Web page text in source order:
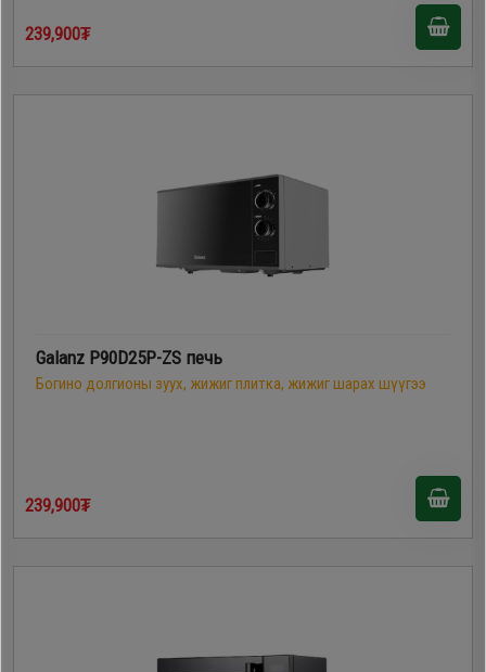
239,900₮
Galanz P90D25P-ZS печь
Богино долгионы зуух, жижиг плитка, жижиг шарах шүүгээ
239,900₮